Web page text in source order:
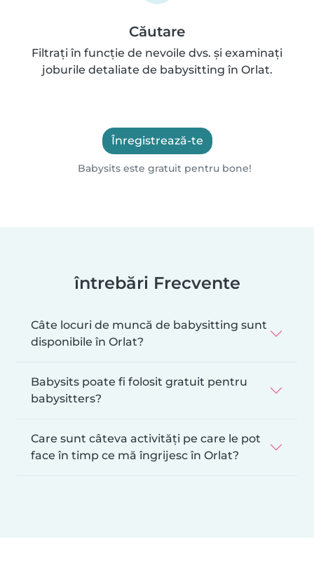
Căutare
Filtrați în funcție de nevoile dvs. și examinați
joburile detaliate de babysitting în Orlat.
Înregistrează-te
Babysits este gratuit pentru bone!
întrebări Frecvente
Câte locuri de muncă de babysitting sunt
disponibile în Orlat?
Babysits poate fi folosit gratuit pentru
babysitters?
Care sunt câteva activități pe care le pot
face în timp ce mă îngrijesc în Orlat?